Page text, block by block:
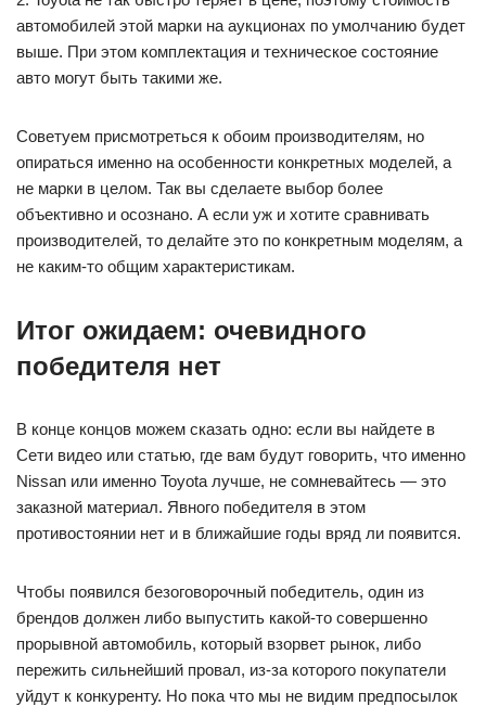
автомобилей этой марки на аукционах по умолчанию будет
выше. При этом комплектация и техническое состояние
авто могут быть такими же.
Советуем присмотреться к обоим производителям, но
опираться именно на особенности конкретных моделей, а
не марки в целом. Так вы сделаете выбор более
объективно и осознано. А если уж и хотите сравнивать
производителей, то делайте это по конкретным моделям, а
не каким-то общим характеристикам.
Итог ожидаем: очевидного
победителя нет
В конце концов можем сказать одно: если вы найдете в
Сети видео или статью, где вам будут говорить, что именно
Nissan или именно Toyota лучше, не сомневайтесь — это
заказной материал. Явного победителя в этом
противостоянии нет и в ближайшие годы вряд ли появится.
Чтобы появился безоговорочный победитель, один из
брендов должен либо выпустить какой-то совершенно
прорывной автомобиль, который взорвет рынок, либо
пережить сильнейший провал, из-за которого покупатели
уйдут к конкуренту. Но пока что мы не видим предпосылок